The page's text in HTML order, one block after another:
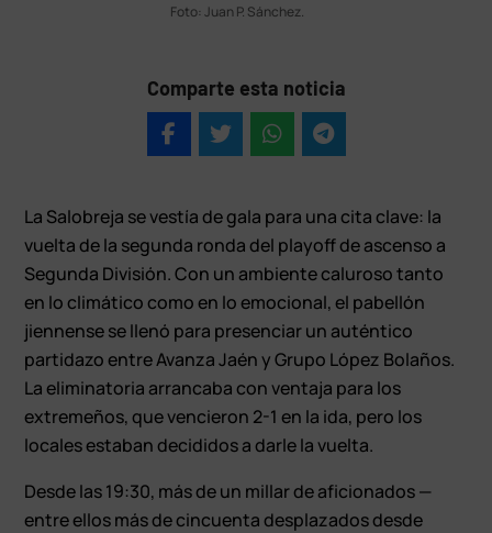
Foto: Juan P. Sánchez.
Comparte esta noticia
La Salobreja se vestía de gala para una cita clave: la
vuelta de la segunda ronda del playoff de ascenso a
Segunda División. Con un ambiente caluroso tanto
en lo climático como en lo emocional, el pabellón
jiennense se llenó para presenciar un auténtico
partidazo entre Avanza Jaén y Grupo López Bolaños.
La eliminatoria arrancaba con ventaja para los
extremeños, que vencieron 2-1 en la ida, pero los
locales estaban decididos a darle la vuelta.
Desde las 19:30, más de un millar de aficionados —
entre ellos más de cincuenta desplazados desde